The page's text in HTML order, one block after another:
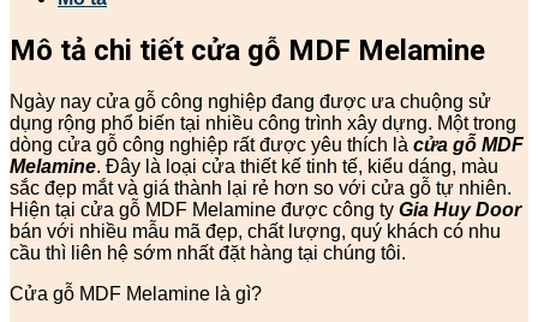
Mô tả chi tiết cửa gỗ MDF Melamine
Ngày nay cửa gỗ công nghiệp đang được ưa chuộng sử
dụng rộng phổ biến tại nhiều công trình xây dựng. Một trong
dòng cửa gỗ công nghiệp rất được yêu thích là cửa gỗ MDF
Melamine. Đây là loại cửa thiết kế tinh tế, kiểu dáng, màu
sắc đẹp mắt và giá thành lại rẻ hơn so với cửa gỗ tự nhiên.
Hiện tại cửa gỗ MDF Melamine được công ty Gia HuyDoor
bán với nhiều mẫu mã đẹp, chất lượng, quý khách có nhu
cầu thì liên hệ sớm nhất đặt hàng tại chúng tôi.
Cửa gỗ MDF Melamine là gì?